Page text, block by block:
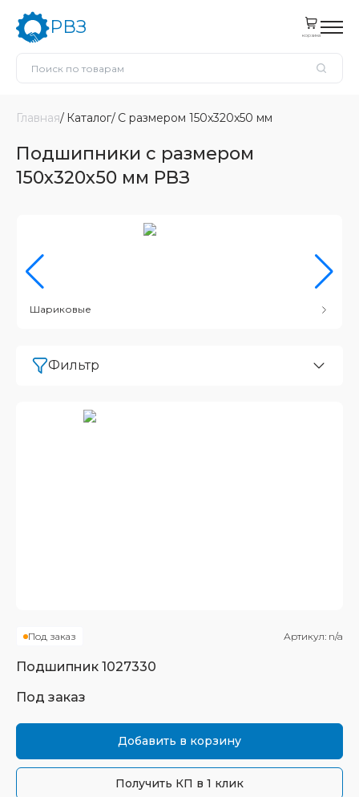
РВЗ корзина
Главная Каталог С размером 150x320x50 мм
Подшипники с размером
150x320x50 мм РВЗ
Шариковые
Фильтр
Под заказ Артикул: n/a
Подшипник 1027330
Под заказ
Добавить в корзину
Получить КП в 1 клик